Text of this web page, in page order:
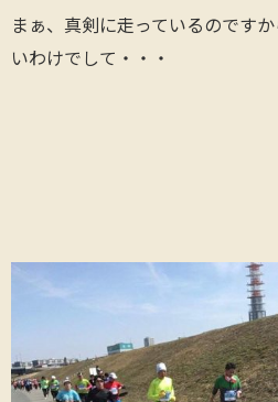
まぁ、真剣に走っているのです
いわけでして・・・